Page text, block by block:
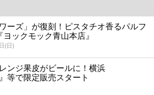
ーズ」が復刻！ピスタチオ香るパルフ
ックモック青山本店』
(日)
ンジ果皮がビールに！横浜
等で限定販売スタート